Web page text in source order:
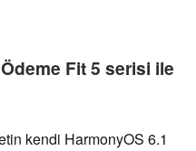
Fit 5 serisi ile
kendi HarmonyOS 6.1